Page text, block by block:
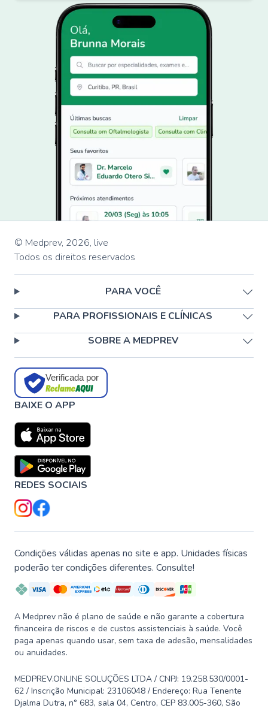
© Medprev, 2026, live
Todos os direitos reservados
PARA VOCÊ
PARA PROFISSIONAIS E CLÍNICAS
SOBRE A MEDPREV
Verificada por
BAIXE O APP
REDES SOCIAIS
Condições válidas apenas no site e app. Unidades físicas
poderão ter condições diferentes. Consulte!
A Medprev não é plano de saúde e não garante a cobertura
financeira de riscos e de custos assistenciais à saúde. Você
paga apenas quando usar, sem taxa de adesão, mensalidades
ou anuidades.
MEDPREV.ONLINE SOLUÇÕES LTDA / CNPJ: 19.258.530/0001-
62 / Inscrição Municipal: 23106048 / Endereço: Rua Tenente
Djalma Dutra, n° 683, sala 04, Centro, CEP 83.005-360, São